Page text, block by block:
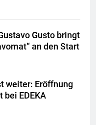
Gusto bringt
an den Start
weiter: Eröffnung
bei EDEKA